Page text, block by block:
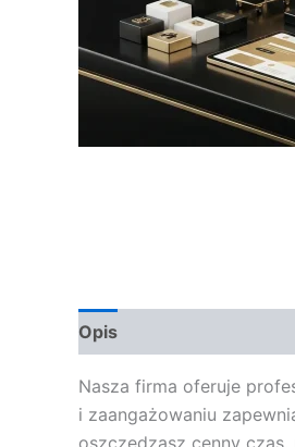
Opis
Nasza firma oferuje
i zaangażowaniu